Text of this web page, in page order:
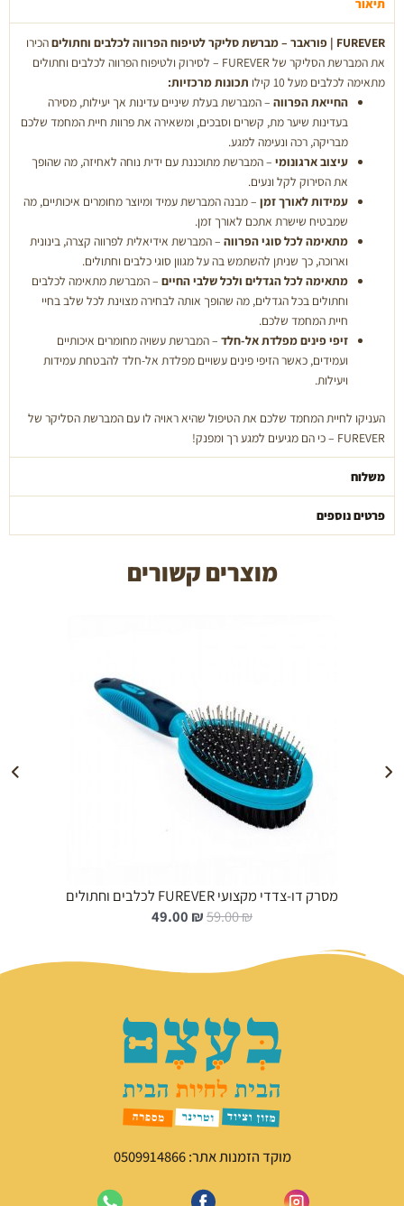
תיאור
FUREVER | פוראבר – מברשת סליקר לטיפוח הפרווה לכלבים וחתולים
הכירו
את המברשת הסליקר של FUREVER – לסירוק ולטיפוח הפרווה לכלבים וחתולים
מתאימה לכלבים מעל 10 קילו
תכונות מרכזיות:
החייאת הפרווה – המברשת בעלת שיניים עדינות אך יעילות, מסירה
בעדינות שיער מת, קשרים וסבכים, ומשאירה את פרוות חיית המחמד שלכם
מבריקה, רכה ונעימה למגע.
עיצוב ארגונומי – המברשת מתוכננת עם ידית נוחה לאחיזה, מה שהופך
את הסירוק לקל ונעים.
עמידות לאורך זמן – מבנה המברשת עמיד ומיוצר מחומרים איכותיים, מה
שמבטיח שישרת אתכם לאורך זמן.
מתאימה לכל סוגי הפרווה – המברשת אידיאלית לפרווה קצרה, בינונית
וארוכה, כך שניתן להשתמש בה על מגוון סוגי כלבים וחתולים.
מתאימה לכל הגדלים ולכל שלבי החיים – המברשת מתאימה לכלבים
וחתולים בכל הגדלים, מה שהופך אותה לבחירה מצוינת לכל שלב בחיי
חיית המחמד שלכם.
זיפי פינים מפלדת אל-חלד – המברשת עשויה מחומרים איכותיים
ועמידים, כאשר הזיפי פינים עשויים מפלדת אל-חלד להבטחת עמידות
ויעילות.
העניקו לחיית המחמד שלכם את הטיפול שהיא ראויה לו עם המברשת הסליקר של
FUREVER – כי הם מגיעים למגע רך ומפנק!
משלוח
פרטים נוספים
מוצרים קשורים
הוספה לעגלה
מסרק דו-צדדי מקצועי FUREVER לכלבים וחתולים
59.00₪
ה
י
מ
ק
ר
י
י
:
49.00 ₪
ה
י
נ
ו
ח
י
ו
מוקד הזמנות אתר: 0509914866